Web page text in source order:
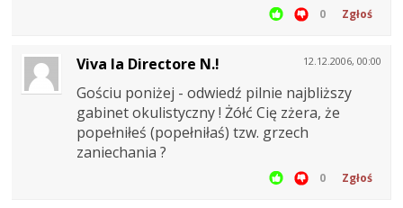
0 Zgłoś
12.12.2006, 00:00
Viva la Directore N.!
Gościu poniżej - odwiedź pilnie najbliższy
gabinet okulistyczny ! Żółć Cię zżera, że
popełniłeś (popełniłaś) tzw. grzech
zaniechania ?
0 Zgłoś